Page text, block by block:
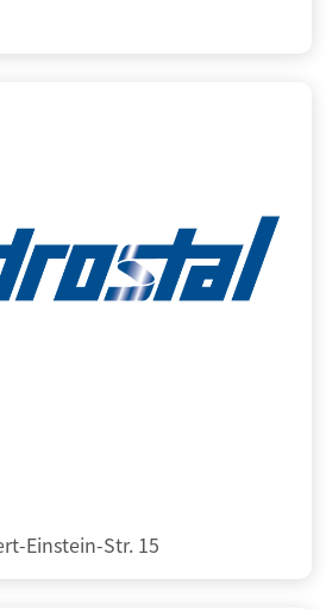
Einstein-Str. 15